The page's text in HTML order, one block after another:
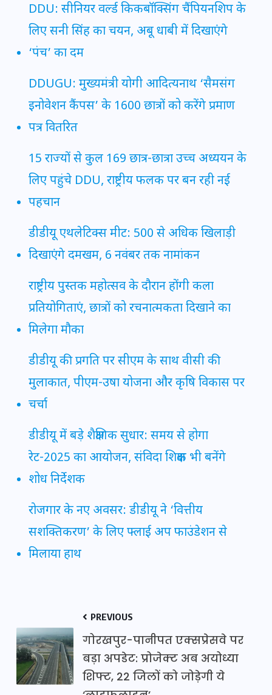
DDU: सीनियर वर्ल्ड किकबॉक्सिंग चैंपियनशिप के
लिए सनी सिंह का चयन, अबू धाबी में दिखाएंगे
‘पंच’ का दम
DDUGU: मुख्यमंत्री योगी आदित्यनाथ ‘सैमसंग
इनोवेशन कैंपस’ के 1600 छात्रों को करेंगे प्रमाण
पत्र वितरित
15 राज्यों से कुल 169 छात्र-छात्रा उच्च अध्ययन के
लिए पहुंचे DDU, राष्ट्रीय फलक पर बन रही नई
पहचान
डीडीयू एथलेटिक्स मीट: 500 से अधिक खिलाड़ी
दिखाएंगे दमखम, 6 नवंबर तक नामांकन
राष्ट्रीय पुस्तक महोत्सव के दौरान होंगी कला
प्रतियोगिताएं, छात्रों को रचनात्मकता दिखाने का
मिलेगा मौका
डीडीयू की प्रगति पर सीएम के साथ वीसी की
मुलाकात, पीएम-उषा योजना और कृषि विकास पर
चर्चा
डीडीयू में बड़े शैक्षणिक सुधार: समय से होगा
रेट-2025 का आयोजन, संविदा शिक्षक भी बनेंगे
शोध निर्देशक
रोजगार के नए अवसर: डीडीयू ने ‘वित्तीय
सशक्तिकरण’ के लिए फ्लाई अप फाउंडेशन से
मिलाया हाथ
PREVIOUS
गोरखपुर-पानीपत एक्सप्रेसवे पर
बड़ा अपडेट: प्रोजेक्ट अब अयोध्या
शिफ्ट, 22 जिलों को जोड़ेगी ये